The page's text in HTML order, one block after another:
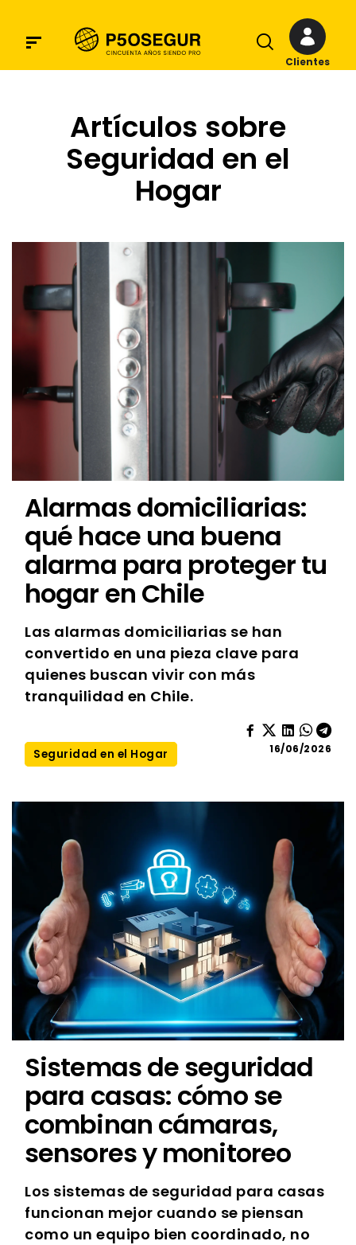
Clientes
Artículos sobre
Seguridad en el
Hogar
Alarmas domiciliarias:
qué hace una buena
alarma para proteger tu
hogar en Chile
Las alarmas domiciliarias se han
convertido en una pieza clave para
quienes buscan vivir con más
tranquilidad en Chile.
Seguridad en el Hogar 16/06/2026
Sistemas de seguridad
para casas: cómo se
combinan cámaras,
sensores y monitoreo
Los sistemas de seguridad para casas
funcionan mejor cuando se piensan
como un equipo bien coordinado, no